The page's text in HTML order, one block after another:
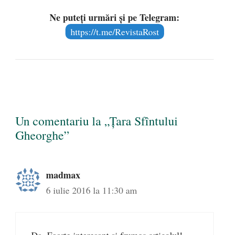
Ne puteți urmări și pe Telegram:
https://t.me/RevistaRost
Un comentariu la „Țara Sfîntului
Gheorghe”
madmax
6 iulie 2016 la 11:30 am